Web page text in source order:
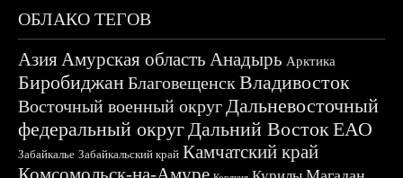
ОБЛАКО ТЕГОВ
АзияАмурская область Анадырь Арктика
БиробиджанБлаговещенскВладивосток
Восточный военный округДальневосточный
федеральный округДальний ВостокЕАО
Забайкалье Забайкальский край Камчатский край